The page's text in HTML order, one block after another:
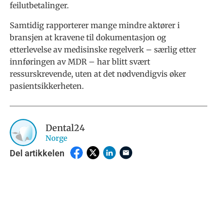
feilutbetalinger.
Samtidig rapporterer mange mindre aktører i
bransjen at kravene til dokumentasjon og
etterlevelse av medisinske regelverk – særlig etter
innføringen av MDR – har blitt svært
ressurskrevende, uten at det nødvendigvis øker
pasientsikkerheten.
Dental24
Norge
Del artikkelen